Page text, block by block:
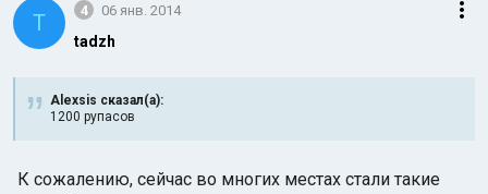
T 4 06 янв. 2014
tadzh
Alexsis сказал(а):
1200 рупасов
К сожалению, сейчас во многих местах стали такие